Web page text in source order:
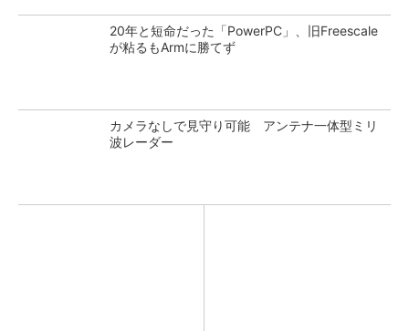
20年と短命だった「PowerPC」、旧Freescale
が粘るもArmに勝てず
カメラなしで見守り可能 アンテナ一体型ミリ
波レーダー